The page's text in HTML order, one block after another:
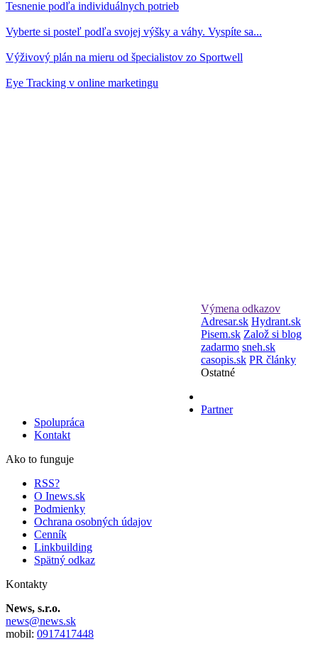
Tesnenie podľa individuálnych potrieb
Vyberte si posteľ podľa svojej výšky a váhy. Vyspíte sa...
Výživový plán na mieru od špecialistov zo Sportwell
Eye Tracking v online marketingu
Výmena odkazov
Adresar.sk Hydrant.sk
Pisem.sk Založ si blog
zadarmo sneh.sk
casopis.sk PR články
Ostatné
Partner
Spolupráca
Kontakt
Ako to funguje
RSS?
O Inews.sk
Podmienky
Ochrana osobných údajov
Cenník
Linkbuilding
Spätný odkaz
Kontakty
News, s.r.o.
news@news.sk
mobil: 0917417448